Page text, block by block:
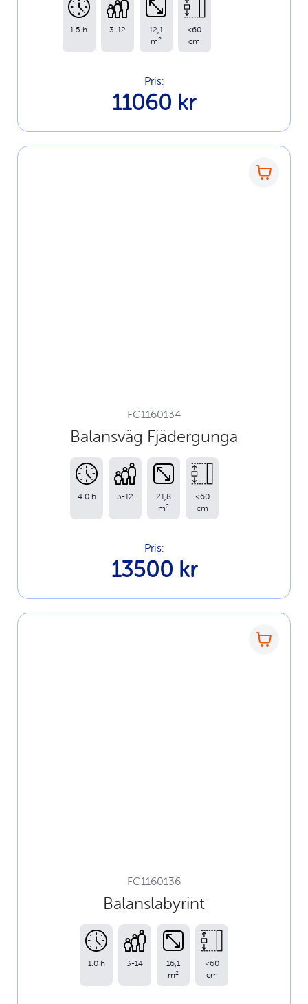
1.5 h 3-12
12,1
m2
<60
cm
Pris:
11060 kr
FG1160134
Balansväg Fjädergunga
4.0 h 3-12
21,8
m2
<60
cm
Pris:
13500 kr
FG1160136
Balanslabyrint
1.0 h 3-14
16,1
m2
<60
cm